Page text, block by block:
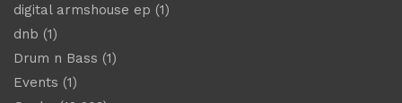
digital armshouse ep (1)
dnb (1)
Drum n Bass (1)
Events (1)